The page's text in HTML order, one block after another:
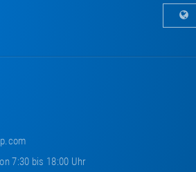
7:30 bis 18:00 Uhr